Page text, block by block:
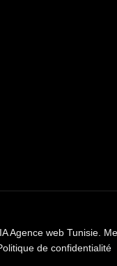
Agence web Tunisie.
de confidentialité